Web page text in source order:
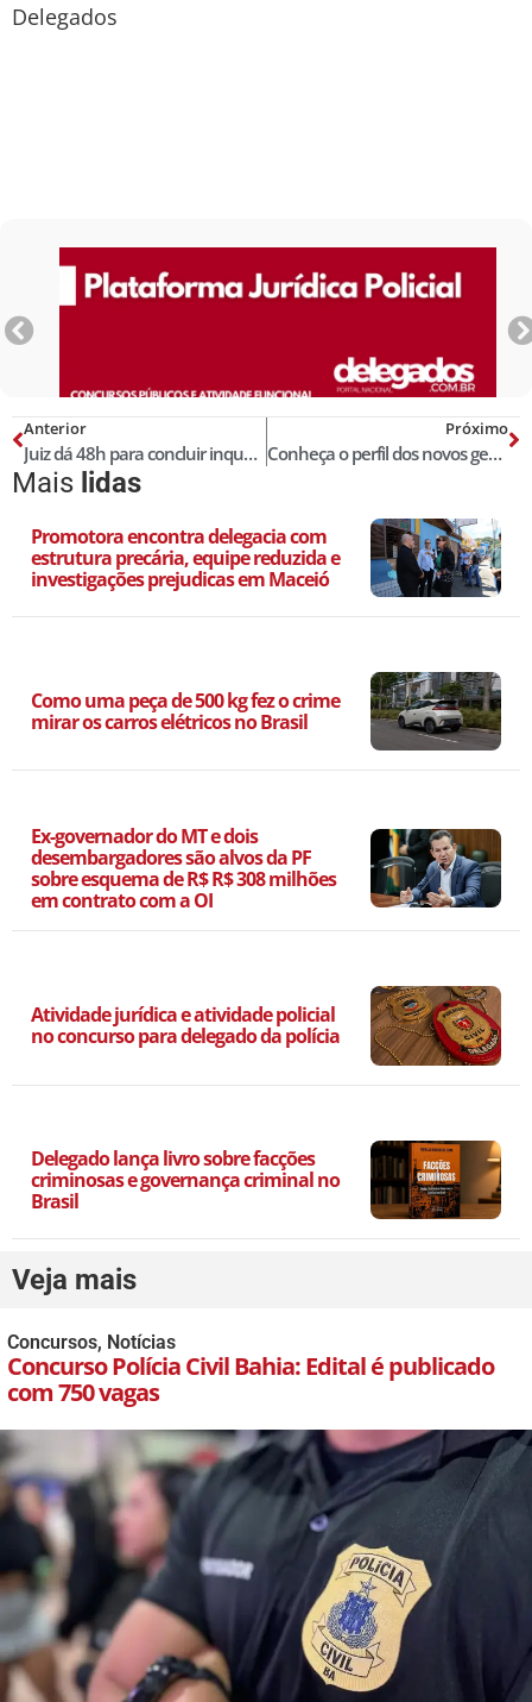
Delegados
Anterior
Juiz dá 48h para concluir inquéritos sob pena de delegado responder por crime
Próximo
Conheça o perfil dos novos gestores da Segurança Pública do MA
Mais lidas
Promotora encontra delegacia com
estrutura precária, equipe reduzida e
investigações prejudicas em Maceió
Como uma peça de 500 kg fez o crime
mirar os carros elétricos no Brasil
Ex-governador do MT e dois
desembargadores são alvos da PF
sobre esquema de R$ R$ 308 milhões
em contrato com a OI
Atividade jurídica e atividade policial
no concurso para delegado da polícia
Delegado lança livro sobre facções
criminosas e governança criminal no
Brasil
Veja mais
Concursos, Notícias
Concurso Polícia Civil Bahia: Edital é publicado
com 750 vagas